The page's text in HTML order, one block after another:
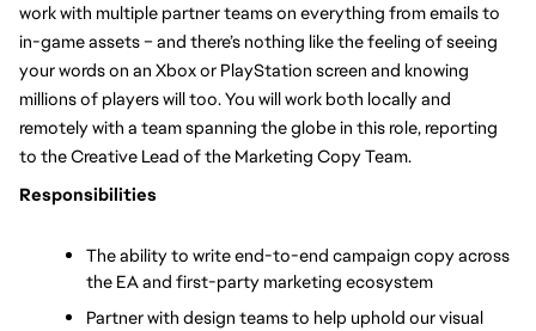
work with multiple partner teams on everything from emails to
in-game assets – and there’s nothing like the feeling of seeing
your words on an Xbox or PlayStation screen and knowing
millions of players will too. You will work both locally and
remotely with a team spanning the globe in this role, reporting
to the Creative Lead of the Marketing Copy Team.
Responsibilities
The ability to write end-to-end campaign copy across
the EA and first-party marketing ecosystem
Partner with design teams to help uphold our visual